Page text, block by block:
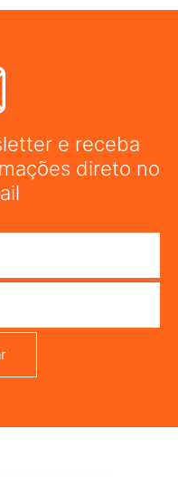
e receba
direto no